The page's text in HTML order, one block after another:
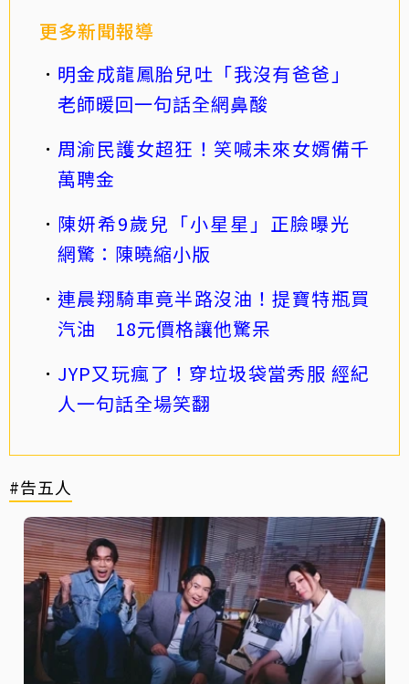
更多新聞報導
明金成龍鳳胎兒吐「我沒有爸爸」
老師暖回一句話全網鼻酸
周渝民護女超狂！笑喊未來女婿備千
萬聘金
陳妍希9歲兒「小星星」正臉曝光
網驚：陳曉縮小版
連晨翔騎車竟半路沒油！提寶特瓶買
汽油 18元價格讓他驚呆
JYP又玩瘋了！穿垃圾袋當秀服 經紀
人一句話全場笑翻
#告五人